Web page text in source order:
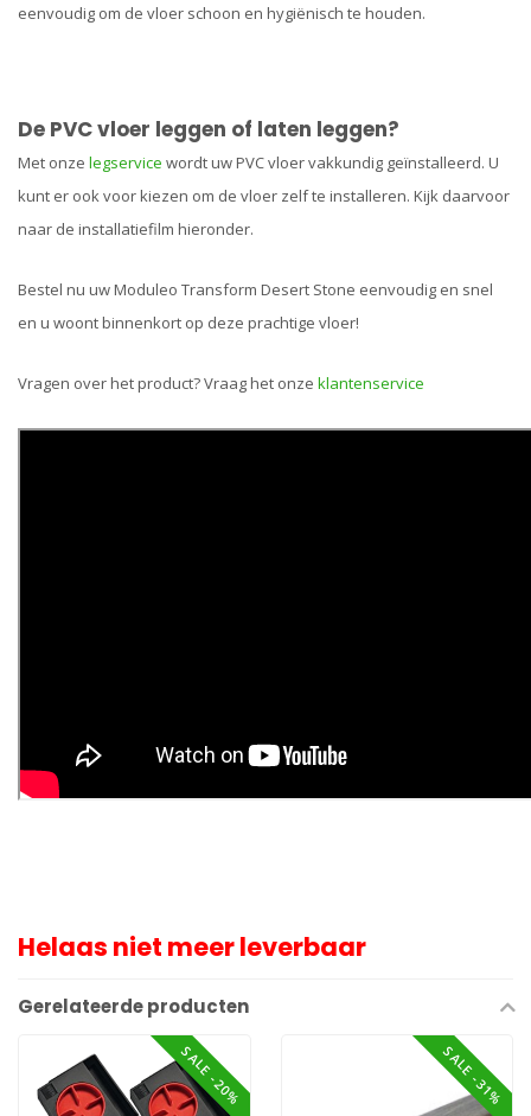
eenvoudig om de vloer schoon en hygiënisch te houden.
De PVC vloer leggen of laten leggen?
Met onze legservice wordt uw PVC vloer vakkundig geïnstalleerd. U
kunt er ook voor kiezen om de vloer zelf te installeren. Kijk daarvoor
naar de installatiefilm hieronder.
Bestel nu uw Moduleo Transform Desert Stone eenvoudig en snel
en u woont binnenkort op deze prachtige vloer!
Vragen over het product? Vraag het onze klantenservice
Helaas niet meer leverbaar
Gerelateerde producten
SALE -20% SALE -31%